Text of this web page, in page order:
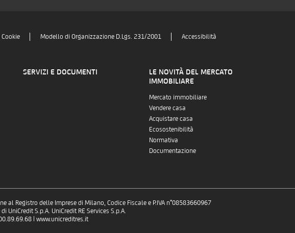
Cookie Modello di Organizzazione D.Lgs. 231/2001 Accessibilità
SERVIZI E DOCUMENTI
LE NOVITÀ DEL MERCATO
IMMOBILIARE
Mercato immobiliare
Vendere casa
Acquistare casa
Ecosostenibilità
Normativa
Documentazione
al Registro delle Imprese di Milano, Codice Fiscale e P.IVA n°08583660967
S.p.A. UniCredit RE Services S.p.A.
| www.unicreditres.it